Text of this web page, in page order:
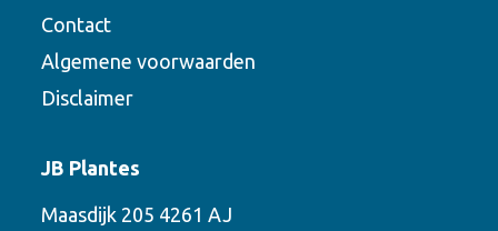
onderstaande mogelijkheden.
Contact
Algemene voorwaarden
Disclaimer
JB Plantes
Maasdijk 205 4261 AJ